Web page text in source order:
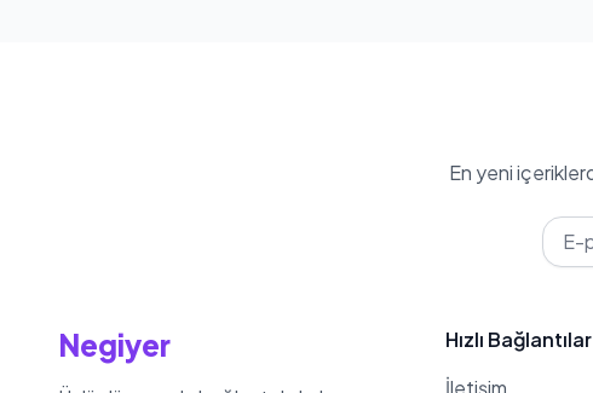
En yeni
Negiyer
Hızlı Bağlantılar
İletişim